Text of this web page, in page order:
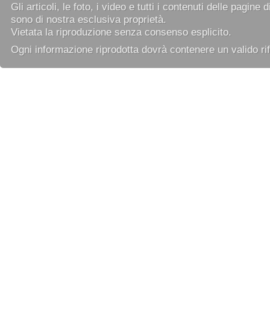
Gli articoli, le foto, i video e tutti i contenuti delle pagine
sono di nostra esclusiva proprietà.
Vietata la riproduzione senza consenso esplicito.
Ogni informazione riprodotta dovrà contenere un valido